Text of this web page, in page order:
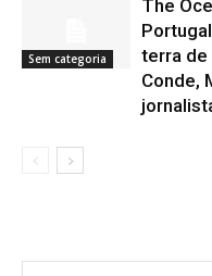
Sem categoria
The
terra de
Conde,